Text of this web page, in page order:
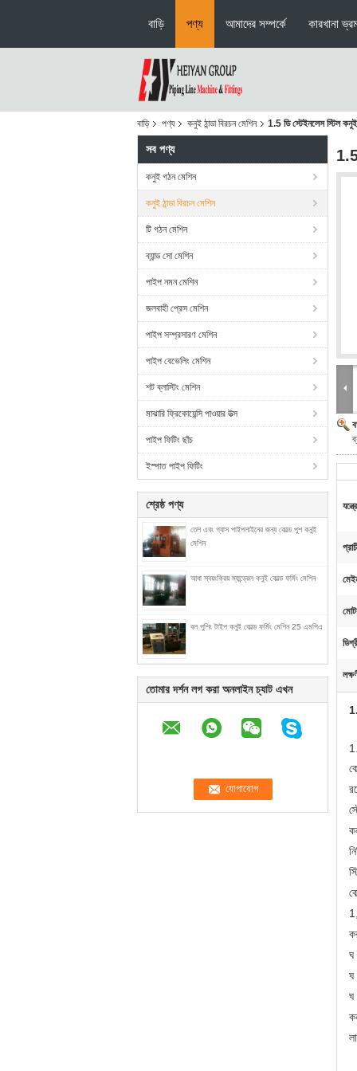
বাড়ি পণ্য আমাদের সম্পর্কে কারখানা
বাড়ি পণ্য কনুই ঠান্ডা বিরচন মেশিন 1.5 ডি স্টেইনলেস স্টিল কনুই
সব পণ্য
কনুই গঠন মেশিন
কনুই ঠান্ডা বিরচন মেশিন
টি গঠন মেশিন
ব্যান্ড সো মেশিন
পাইপ নমন মেশিন
জলবাহী প্রেস মেশিন
পাইপ সম্প্রসারণ মেশিন
পাইপ বেভেলিং মেশিন
শট ব্লাস্টিং মেশিন
মাঝারি ফ্রিকোয়েন্সি পাওয়ার উত্স
পাইপ ফিটিং ছাঁচ
ইস্পাত পাইপ ফিটিং
শ্রেষ্ঠ পণ্য
তেল এবং গ্যাস পাইপলাইনের জন্য কোল্ড পুশ কনুই
মেশিন
আধা স্বয়ংক্রিয় ম্যান্ড্রেল কনুই কোল্ড ফর্মিং মেশিন
বল পুশিং টাইপ কনুই কোল্ড ফর্মিং মেশিন 25 এমপিএ
তোমার দর্শন লগ করা অনলাইন চ্যাট এখন
1.5